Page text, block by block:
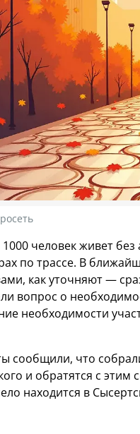
человек живет
по трассе. В
как уточняют —
вопрос о
необходимости
сообщили, что
и обратятся с этим
находится в